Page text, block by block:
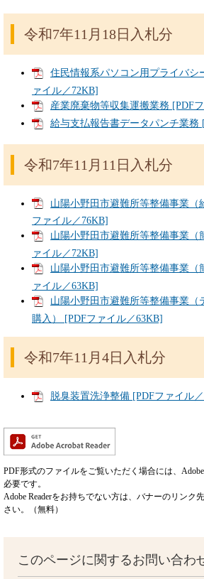
令和7年11月18日入札分
住民情報系パソコン用プライバシ
ァイル／72KB]
産業廃棄物等収集運搬業務 [PDF
給与支払報告書データパンチ業務
令和7年11月11日入札分
山陽小野田市避難所等整備事業（
ファイル／76KB]
山陽小野田市避難所等整備事業（
ァイル／72KB]
山陽小野田市避難所等整備事業（
ァイル／63KB]
山陽小野田市避難所等整備事業（
購入） [PDFファイル／63KB]
令和7年11月4日入札分
脱臭装置洗浄整備 [PDFファイル
PDF形式のファイルをご覧いただく場合には、
必要です。
Adobe Readerをお持ちでない方は、バナーのリンク
さい。（無料）
このページに関するお問い合わ